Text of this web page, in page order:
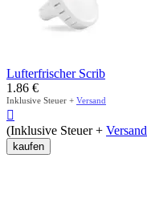
Lufterfrischer Scrib
1.86 €
Inklusive Steuer + Versand

(Inklusive Steuer + Versand
kaufen